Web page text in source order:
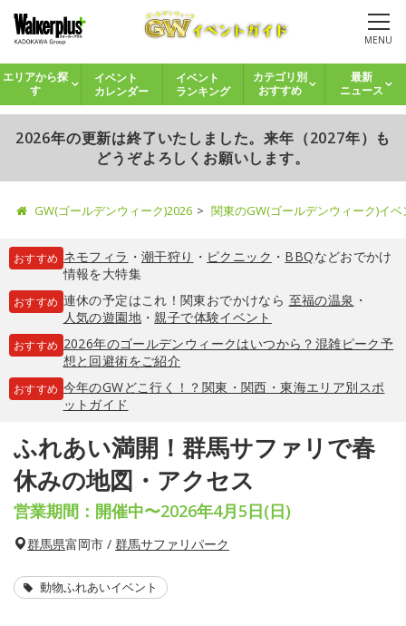
MENU
エリアから探
す
イベント
カレンダー
イベント
ランキング
カテゴリ別
おすすめ
最新
ニュース
2026年の更新は終了いたしました。来年（2027年）も
どうぞよろしくお願いします。
GW(ゴールデンウィーク)2026 関東のGW(ゴールデンウィーク)イ
おすすめ ネモフィラ ・ 潮干狩り ・ ピクニック ・ BBQなどおでかけ
情報を大特集
おすすめ 連休の予定はこれ！関東おでかけなら 至福の温泉 ・
人気の遊園地・親子で体験イベント
おすすめ 2026年のゴールデンウィークはいつから？混雑ピーク予
想と回避術をご紹介
おすすめ 今年のGWどこ行く！？関東・関西・東海エリア別スポ
ットガイド
ふれあい満開！群馬サファリで春
休みの地図・アクセス
営業期間：開催中〜2026年4月5日(日)
群馬県富岡市 / 群馬サファリパーク
動物ふれあいイベント